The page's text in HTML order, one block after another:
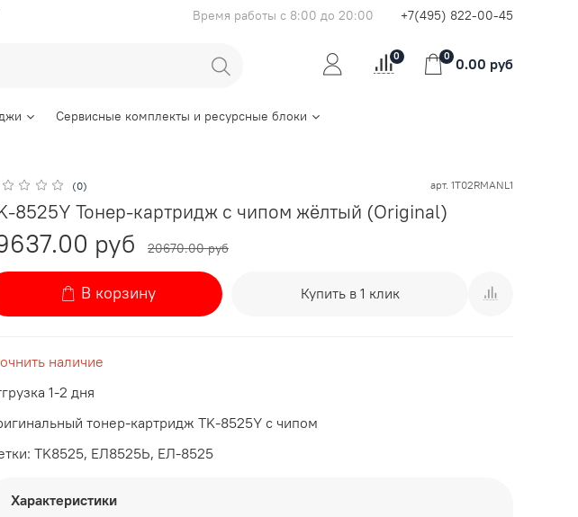
Время работы с 8:00 до 20:00 +7(495) 822-00-45
0 0 0.00 руб
Сервисные комплекты и ресурсные блоки
(0) арт. 1T02RMANL1
8525Y Тонер-картридж с чипом жёлтый (Original)
руб 20670.00 руб
В корзину Купить в 1 клик
наличие
1-2 дня
тонер-картридж TK-8525Y с чипом
TK8525, ЕЛ8525Ь, ЕЛ-8525
Характеристики